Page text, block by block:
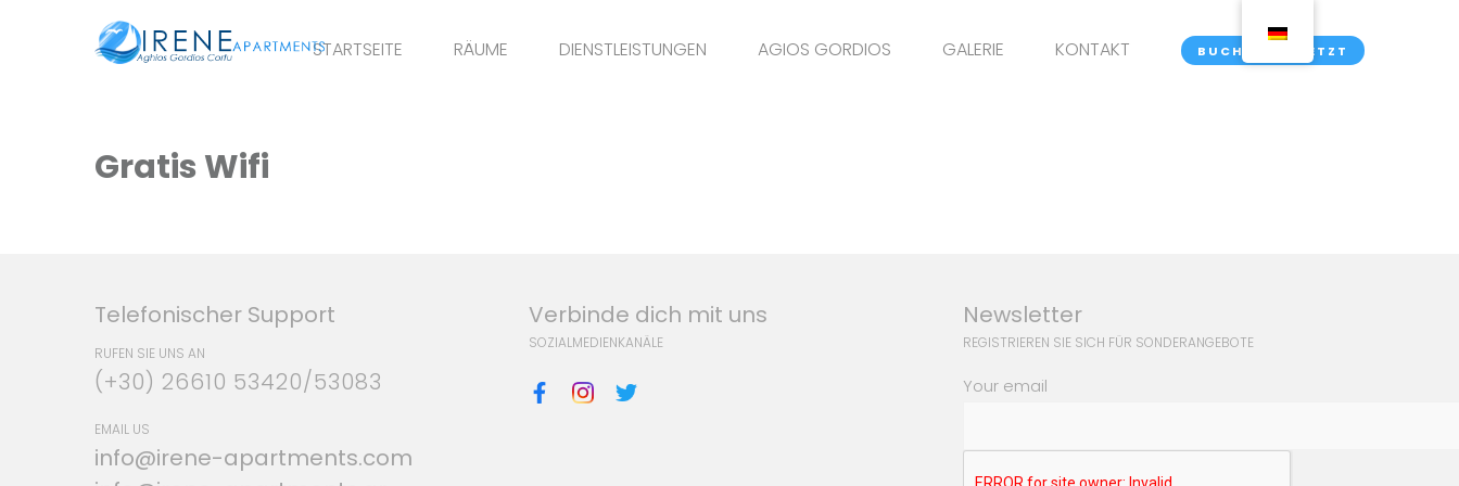
STARTSEITE RÄUME DIENSTLEISTUNGEN AGIOS GORDIOS GALERIE KONTAKT BUCHEN SIE JETZT
Gratis Wifi
Telefonischer Support
RUFEN SIE UNS AN
(+30) 26610 53420/53083
EMAIL US
info@irene-apartments.com
Verbinde dich mit uns
SOZIALMEDIENKANÄLE
Newsletter
REGISTRIEREN SIE SICH FÜR SONDERANGEBOTE
Your email